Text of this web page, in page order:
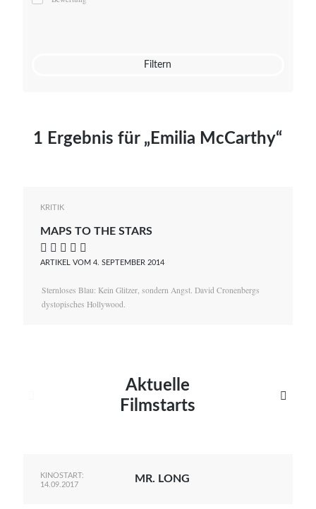
Mato von Vogelstein
Filtern
1 Ergebnis für „Emilia McCarthy“
KRITIK
MAPS TO THE STARS
    
ARTIKEL VOM 4. SEPTEMBER 2014
Sternloses Blau: Kein Glitzer, sondern Angst. David Cronenbergs
dystopisches Hollywood.
Aktuelle
Filmstarts

KINOSTART:
14.09.2017
MR. LONG